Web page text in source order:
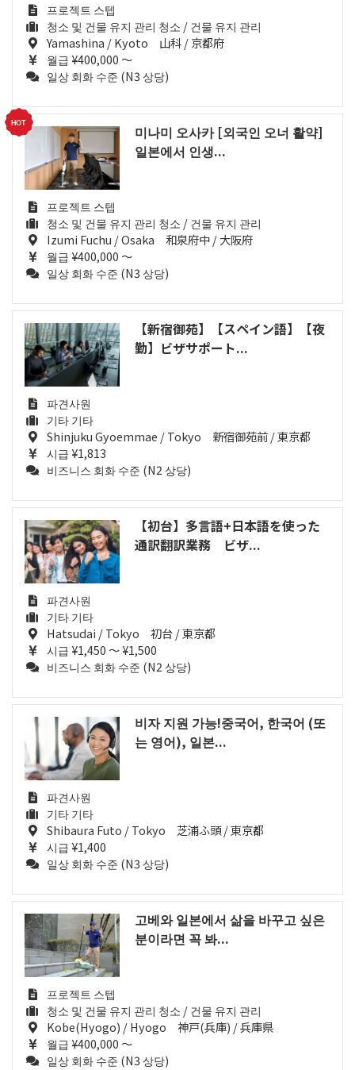
프로젝트 스텝
청소 및 건물 유지 관리 청소 / 건물 유지 관리
Yamashina / Kyoto 山科 / 京都府
월급 ¥400,000 ～
일상 회화 수준 (N3 상당)
미나미 오사카 [외국인 오너 활약]
일본에서 인생...
프로젝트 스텝
청소 및 건물 유지 관리 청소 / 건물 유지 관리
Izumi Fuchu / Osaka 和泉府中 / 大阪府
월급 ¥400,000 ～
일상 회화 수준 (N3 상당)
【新宿御苑】【スペイン語】【夜
勤】ビザサポート...
파견사원
기타 기타
Shinjuku Gyoemmae / Tokyo 新宿御苑前 / 東京都
시급 ¥1,813
비즈니스 회화 수준 (N2 상당)
【初台】多言語+日本語を使った
通訳翻訳業務 ビザ...
파견사원
기타 기타
Hatsudai / Tokyo 初台 / 東京都
시급 ¥1,450 ～ ¥1,500
비즈니스 회화 수준 (N2 상당)
비자 지원 가능!중국어, 한국어 (또
는 영어), 일본...
파견사원
기타 기타
Shibaura Futo / Tokyo 芝浦ふ頭 / 東京都
시급 ¥1,400
일상 회화 수준 (N3 상당)
고베와 일본에서 삶을 바꾸고 싶은
분이라면 꼭 봐...
프로젝트 스텝
청소 및 건물 유지 관리 청소 / 건물 유지 관리
Kobe(Hyogo) / Hyogo 神戸(兵庫) / 兵庫県
월급 ¥400,000 ～
일상 회화 수준 (N3 상당)